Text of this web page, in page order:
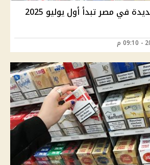
أسعار السجائر الجديدة في مصر تبدأ أول يوليو 2025